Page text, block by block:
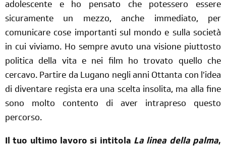
adolescente e ho pensato che potessero essere
sicuramente un mezzo, anche immediato, per
comunicare cose importanti sul mondo e sulla società
in cui viviamo. Ho sempre avuto una visione piuttosto
politica della vita e nei film ho trovato quello che
cercavo. Partire da Lugano negli anni Ottanta con l’idea
di diventare regista era una scelta insolita, ma alla fine
sono molto contento di aver intrapreso questo
percorso.
Il tuo ultimo lavoro si intitola La linea della palma,